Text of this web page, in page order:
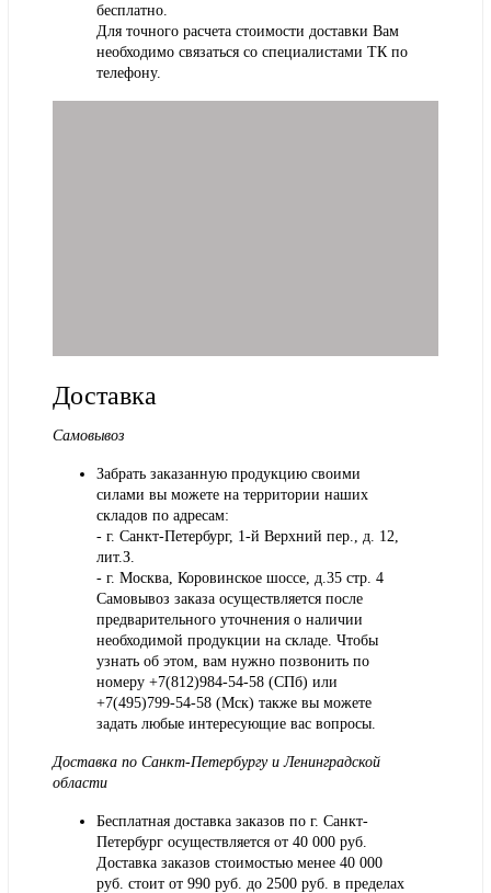
бесплатно.
Для точного расчета стоимости доставки Вам
необходимо связаться со специалистами ТК по
телефону.
Доставка
Самовывоз
Забрать заказанную продукцию своими
силами вы можете на территории наших
складов по адресам:
- г. Санкт-Петербург, 1-й Верхний пер., д. 12,
лит.З.
- г. Москва, Коровинское шоссе, д.35 стр. 4
Самовывоз заказа осуществляется после
предварительного уточнения о наличии
необходимой продукции на складе. Чтобы
узнать об этом, вам нужно позвонить по
номеру +7(812)984-54-58 (СПб) или
+7(495)799-54-58 (Мск) также вы можете
задать любые интересующие вас вопросы.
Доставка по Санкт-Петербургу и Ленинградской
области
Бесплатная доставка заказов по г. Санкт-
Петербург осуществляется от 40 000 руб.
Доставка заказов стоимостью менее 40 000
руб. стоит от 990 руб. до 2500 руб. в пределах